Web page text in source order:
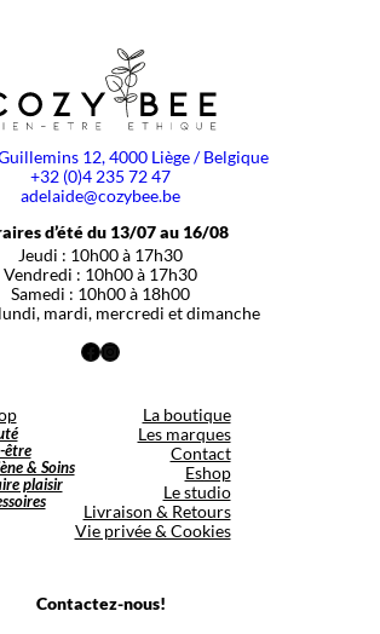
12, 4000 Liège / Belgique
+32 (0)4 235 72 47
adelaide@cozybee.be
d’été du 13/07 au 16/08
Jeudi : 10h00 à 17h30
Vendredi : 10h00 à 17h30
Samedi : 10h00 à 18h00
mardi, mercredi et dimanche
Facebook
Instagram
être
& Soins
plaisir
La boutique
Les marques
Contact
Eshop
Le studio
Livraison & Retours
Vie privée & Cookies
Contactez-nous!